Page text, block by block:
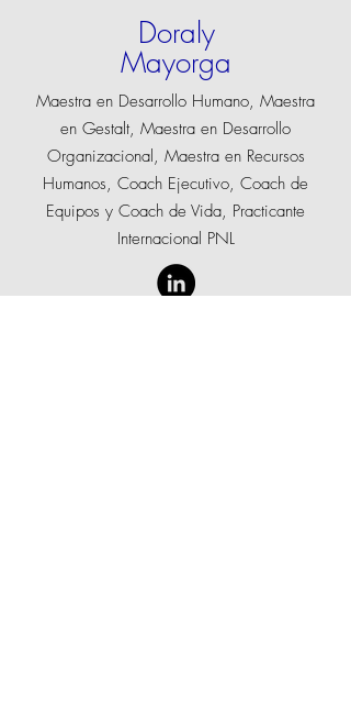
Doraly
Mayorga
Maestra en Desarrollo Humano, Maestra
en Gestalt, Maestra en Desarrollo
Organizacional, Maestra en Recursos
Humanos, Coach Ejecutivo, Coach de
Equipos y Coach de Vida, Practicante
Internacional PNL